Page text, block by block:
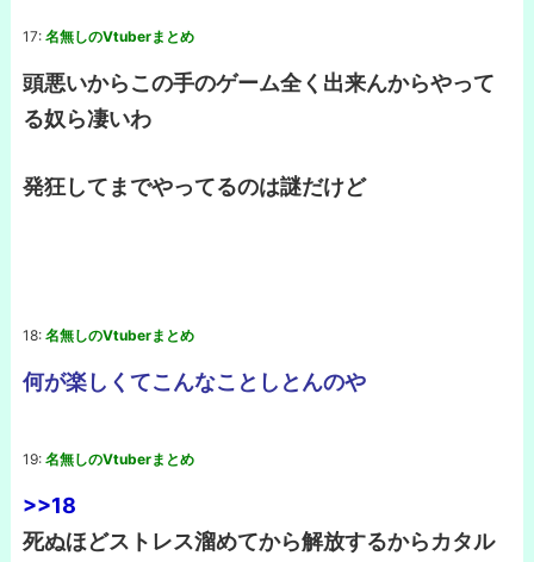
17: 名無しのVtuberまとめ
頭悪いからこの手のゲーム全く出来んからやって
る奴ら凄いわ
発狂してまでやってるのは謎だけど
18: 名無しのVtuberまとめ
何が楽しくてこんなことしとんのや
19: 名無しのVtuberまとめ
>>18
死ぬほどストレス溜めてから解放するからカタル